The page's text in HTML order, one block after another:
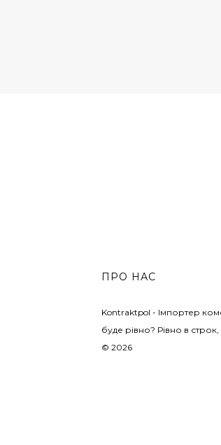
ПРО НАС
Kontraktpol - Імпортер
буде рівно? Рівно в
© 2026